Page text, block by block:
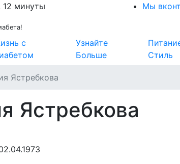
12 минуты Мы
с
Узнайте
Больше
Стиль
Ястребкова
Ястребкова